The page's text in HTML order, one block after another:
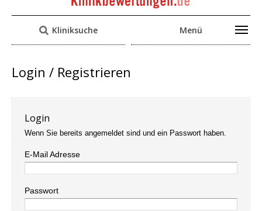
Kliniksuche Menü
Login / Registrieren
Login
Wenn Sie bereits angemeldet sind und ein Passwort haben.
E-Mail Adresse
Passwort